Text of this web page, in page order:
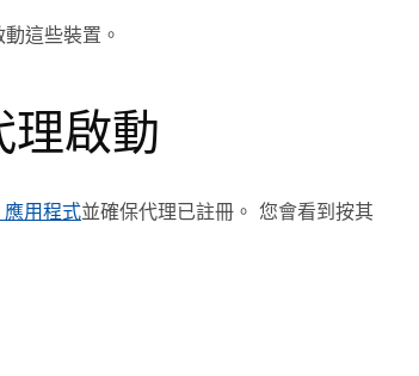
這些裝置。
啟動
用程式並確保代理已註冊。 您會看到按其